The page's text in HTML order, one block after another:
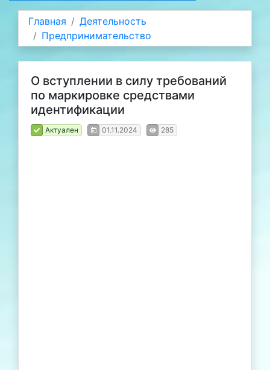
Главная
Деятельность
Предпринимательство
О вступлении в силу требований
по маркировке средствами
идентификации
Актуален 01.11.2024 285